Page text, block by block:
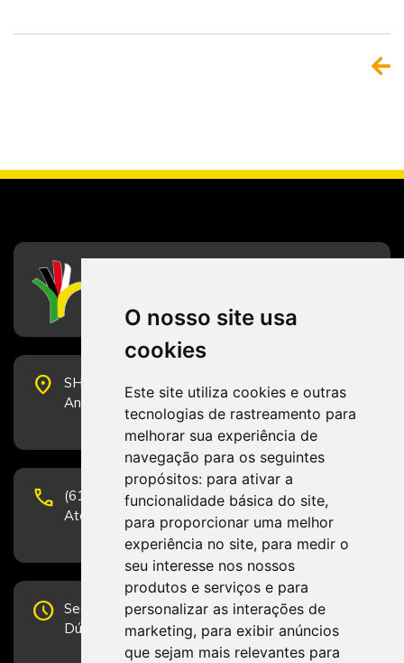
O nosso site usa
cookies
Este site utiliza cookies e outras
tecnologias de rastreamento para
melhorar sua experiência de
navegação para os seguintes
propósitos: para ativar a
funcionalidade básica do site,
para proporcionar uma melhor
experiência no site, para medir o
seu interesse nos nossos
produtos e serviços e para
personalizar as interações de
marketing, para exibir anúncios
que sejam mais relevantes para
place
SHS Quadra 6, Bloco E, Complexo Brasil 21, 20º
Andar, Sala 2001 - CEP 70322-915 - Brasília/DF
phone
(61) 3223-1652 e (61) 98131-3801.
Atendimento por telefone em horário comercial
schedule Segunda-feira a Sexta-feira de 12h às 19h.
Dúvidas e sugestões pelo Fale Conosco.